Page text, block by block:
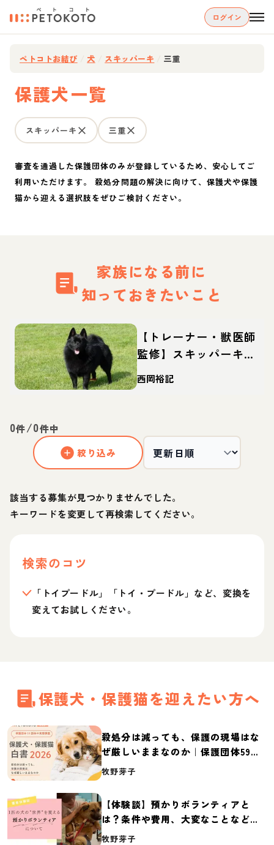
ログイン
ペトコトお結び 犬 スキッパーキ 三重
保護犬一覧
スキッパーキ 三重
審査を通過した保護団体のみが登録しているため、安心してご
利用いただけます。 殺処分問題の解決に向けて、保護犬や保護
猫から迎える選択肢をぜひご検討ください。
家族になる前に
知っておきたいこと
【トレーナー・獣医師
監修】スキッパーキっ
てどんな犬？性格・特
徴・育て方・迎え方
西岡裕記
0件/0件中
絞り込み
該当する募集が見つかりませんでした。
キーワードを変更して再検索してください。
検索のコツ
「トイプードル」「トイ・プードル」など、変換を
変えてお試しください。
保護犬・保護猫を迎えたい方へ
殺処分は減っても、保護の現場はな
ぜ厳しいままなのか｜保護団体59団
体の実態調査【保護犬・保護猫白書
牧野芽子
【体験談】預かりボランティアと
は？条件や費用、大変なことなど紹
介
牧野芽子